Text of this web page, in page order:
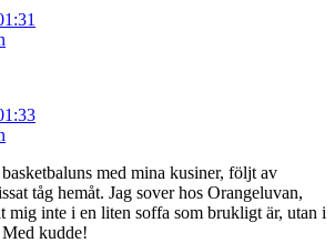
med mina kusiner, följt av
tåg hemåt. Jag sover hos Orangeluvan,
mig inte i en liten soffa som brukligt är, utan i
kudde!